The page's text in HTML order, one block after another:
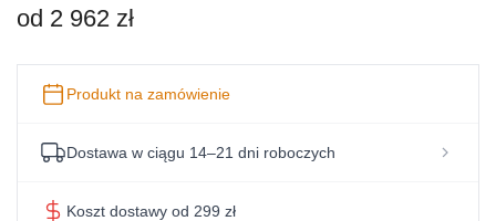
z
5
od 2 962 zł
Produkt na zamówienie
Dostawa w ciągu 14–21 dni roboczych
Koszt dostawy od 299 zł